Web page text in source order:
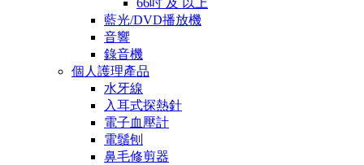
藍光/DVD播放機
音響
錄音機
個人護理產品
水牙線
入耳式探熱針
電子血壓計
電鬚刨
鼻毛修剪器